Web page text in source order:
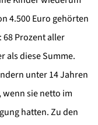
4.500 Euro gehörten
Prozent aller
als diese Summe.
unter 14 Jahren
sie netto im
hatten. Zu den